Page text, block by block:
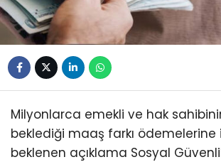
Milyonlarca emekli ve hak
beklediği maaş farkı ödemelerine
beklenen açıklama Sosyal